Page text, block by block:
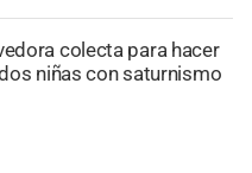
colecta para hacer
niñas con saturnismo